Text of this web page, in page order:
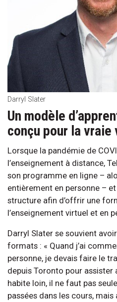
Darryl Slater
Un modèle
conçu pour la vraie
Lorsque la pandémie de
l’enseignement à distance,
son programme en ligne –
entièrement en personne –
structure afin d’offrir une
l’enseignement virtuel et en
Darryl Slater se souvient
formats : « Quand j’ai
personne, je devais faire le
depuis Toronto pour assister
habite loin, il ne faut pas
passées dans les cours,